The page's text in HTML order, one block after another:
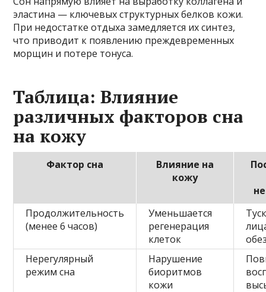
эластина — ключевых структурных белков кожи.
При недостатке отдыха замедляется их синтез,
что приводит к появлению преждевременных
морщин и потере тонуса.
Таблица: Влияние
различных факторов сна
на кожу
Фактор сна
Влияние на
кожу
Продолжительность
(менее 6 часов)
Уменьшается
регенерация
клеток
Нерегулярный
режим сна
Нарушение
биоритмов
кожи